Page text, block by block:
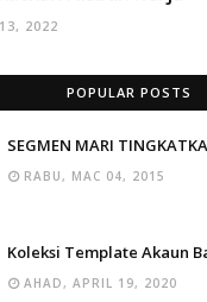
2022
POPULAR POSTS
SEGMEN MARI
RABU, MAC 04, 2015
Koleksi Template Akaun
AHAD, APRIL 19, 2020